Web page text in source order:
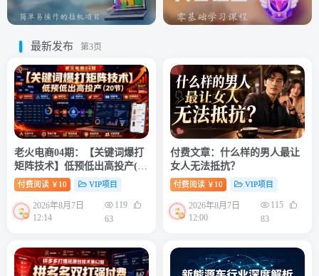
最新发布 第3页
老火电商04期：【关键词爆打
矩阵技术】低预低出高投产(20
节)
付费阅读 ￥ 10 VIP项目
2026年8月7日
12:14
119
63
付费文章：什么样的男人最让
女人无法抵抗？
付费阅读 ￥ 10 VIP项目
2026年8月7日
12:00
115
83